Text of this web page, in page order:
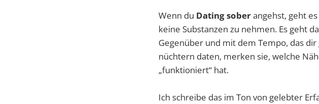
Wenn du Dating soberangehst, geht
keine Substanzen zu nehmen. Es geht
Gegenüber und mit dem Tempo, das
nüchtern daten, merken sie, welche
„funktioniert“ hat.
Ich schreibe das im Ton von gelebter